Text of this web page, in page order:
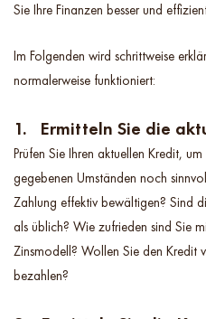
Sie Ihre Finanzen besser und
Im Folgenden wird schrittweise
normalerweise funktioniert:
1. Ermitteln Sie die
Prüfen Sie Ihren aktuellen Kredit,
gegebenen Umständen noch
Zahlung effektiv bewältigen? Sind
als üblich? Wie zufrieden sind Sie
Zinsmodell? Wollen Sie den Kredit
bezahlen?